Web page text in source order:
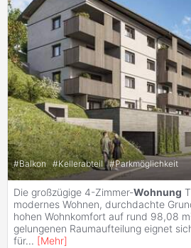
#Balkon #Kellerabteil #Parkmöglichkeit
Die großzügige 4-Zimmer-Wohnung
modernes Wohnen, durchdachte
hohen Wohnkomfort auf rund 98,08
gelungenen Raumaufteilung eignet
für... [Mehr]